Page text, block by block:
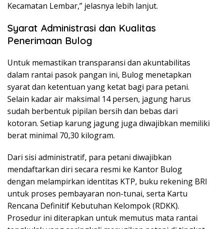
Kecamatan Lembar,” jelasnya lebih lanjut.
Syarat Administrasi dan Kualitas
Penerimaan Bulog
Untuk memastikan transparansi dan akuntabilitas
dalam rantai pasok pangan ini, Bulog menetapkan
syarat dan ketentuan yang ketat bagi para petani.
Selain kadar air maksimal 14 persen, jagung harus
sudah berbentuk pipilan bersih dan bebas dari
kotoran. Setiap karung jagung juga diwajibkan memiliki
berat minimal 70,30 kilogram.
Dari sisi administratif, para petani diwajibkan
mendaftarkan diri secara resmi ke Kantor Bulog
dengan melampirkan identitas KTP, buku rekening BRI
untuk proses pembayaran non-tunai, serta Kartu
Rencana Definitif Kebutuhan Kelompok (RDKK).
Prosedur ini diterapkan untuk memutus mata rantai